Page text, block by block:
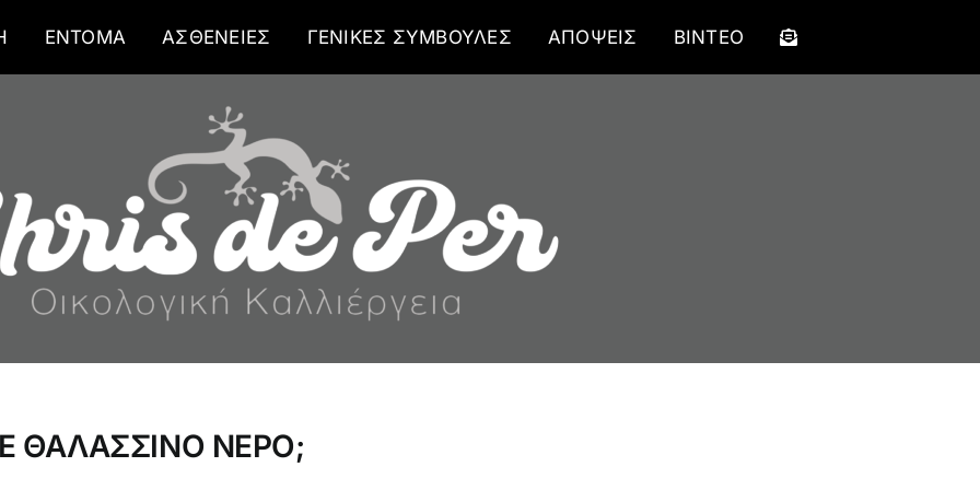
ΕΝΤΟΜΑ ΑΣΘΕΝΕΙΕΣ ΓΕΝΙΚΕΣ ΣΥΜΒΟΥΛΕΣ ΑΠΟΨΕΙΣ ΒΙΝΤΕΟ
ΘΑΛΑΣΣΙΝΟ ΝΕΡΟ;